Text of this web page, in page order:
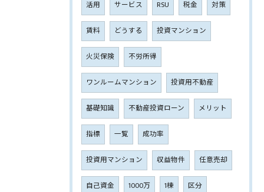
活用 サービス RSU 税金 対策
賃料 どうする 投資マンション
火災保険 不労所得
ワンルームマンション 投資用不動産
基礎知識 不動産投資ローン メリット
指標 一覧 成功率
投資用マンション 収益物件 任意売却
自己資金 1000万 1棟 区分